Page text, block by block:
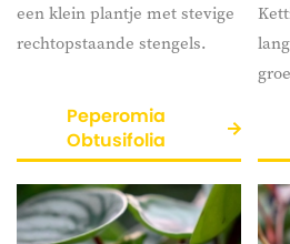
een klein plantje met stevige
rechtopstaande stengels.
Peperomia
Obtusifolia